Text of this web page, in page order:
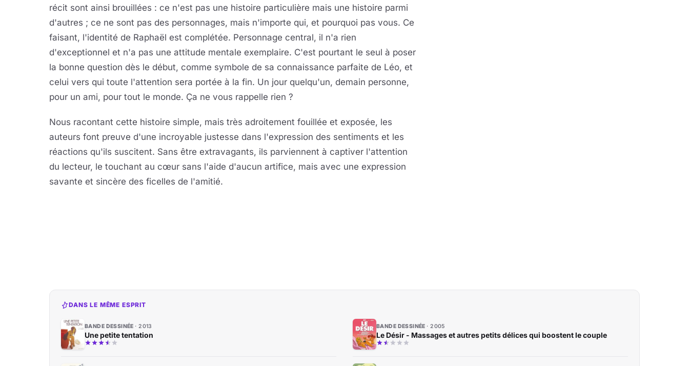
récit sont ainsi brouillées : ce n'est pas une histoire particulière mais une histoire parmi
d'autres ; ce ne sont pas des personnages, mais n'importe qui, et pourquoi pas vous. Ce
faisant, l'identité de Raphaël est complétée. Personnage central, il n'a rien
d'exceptionnel et n'a pas une attitude mentale exemplaire. C'est pourtant le seul à poser
la bonne question dès le début, comme symbole de sa connaissance parfaite de Léo, et
celui vers qui toute l'attention sera portée à la fin. Un jour quelqu'un, demain personne,
pour un ami, pour tout le monde. Ça ne vous rappelle rien ?
Nous racontant cette histoire simple, mais très adroitement fouillée et exposée, les
auteurs font preuve d'une incroyable justesse dans l'expression des sentiments et les
réactions qu'ils suscitent. Sans être extravagants, ils parviennent à captiver l'attention
du lecteur, le touchant au cœur sans l'aide d'aucun artifice, mais avec une expression
savante et sincère des ficelles de l'amitié.
DANS LE MÊME ESPRIT
BANDE DESSINÉE 2013
Une petite tentation
BANDE DESSINÉE 2005
Le Désir - Massages et autres petits délices qui boostent le couple